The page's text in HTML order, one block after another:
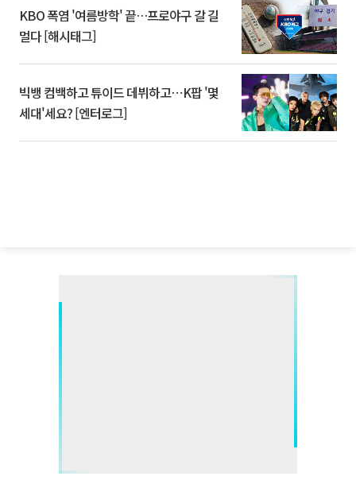
KBO 폭염 '여름방학' 끝…프로야구 갈 길
멀다 [해시태그]
빅뱅 컴백하고 튜이드 데뷔하고⋯K팝 '몇
세대'세요? [엔터로그]